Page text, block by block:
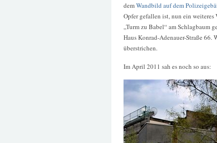
demWandbild auf dem
Opfer gefallen ist, nun ein
„Turm zu Babel“ am Schlagbaum
Haus Konrad-Adenauer-Straße 66.
überstrichen.
Im April 2011 sah es noch so aus: